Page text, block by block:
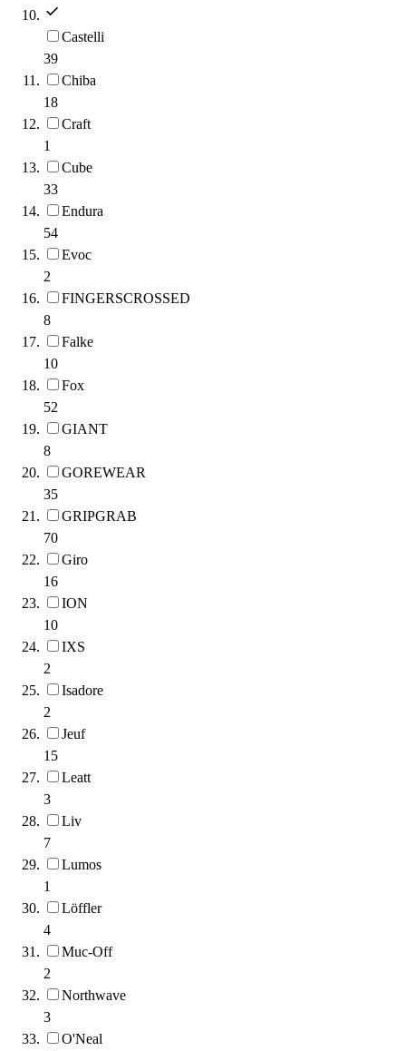
Castelli
39
Chiba
18
Craft
1
Cube
33
Endura
54
Evoc
2
FINGERSCROSSED
8
Falke
10
Fox
52
GIANT
8
GOREWEAR
35
GRIPGRAB
70
Giro
16
ION
10
IXS
2
Isadore
2
Jeuf
15
Leatt
3
Liv
7
Lumos
1
Löffler
4
Muc-Off
2
Northwave
3
O'Neal